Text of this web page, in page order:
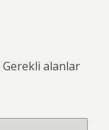
Gerekli alanlar